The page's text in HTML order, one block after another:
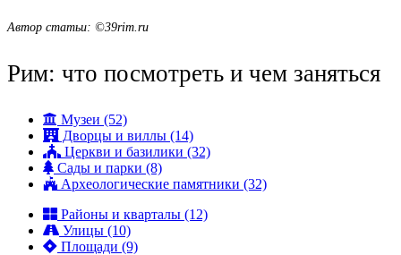
Автор статьи: ©39rim.ru
Рим: что посмотреть и чем заняться
Музеи (52)
Дворцы и виллы (14)
Церкви и базилики (32)
Сады и парки (8)
Археологические памятники (32)
Районы и кварталы (12)
Улицы (10)
Площади (9)